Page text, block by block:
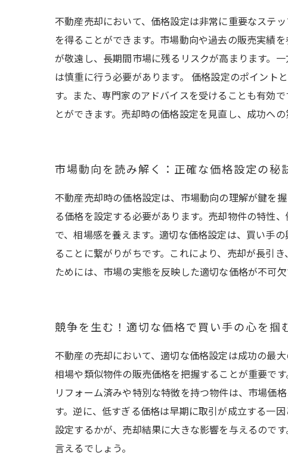
不動産売却において、価格設定は非常に重要なステ
を得ることができます。市場動向や過去の販売実績
が敬遠し、長期間市場に残るリスクが高まります。
は慎重に行う必要があります。 価格設定のポイント
す。また、専門家のアドバイスを受けることも有効
とができます。売却時の価格設定を見直し、成功への
市場動向を読み解く：正確な価格設定の秘
不動産売却時の価格設定は、市場動向の理解が鍵を
る価格を設定する必要があります。売却物件の特性
で、相場感を養えます。適切な価格設定は、買い手
ることに繋がりがちです。これにより、売却が長引
ためには、市場の実態を反映した適切な価格が不可
競争を生む！適切な価格で買い手の心を掴
不動産の売却において、適切な価格設定は成功の最
相場や類似物件の販売価格を把握することが重要で
リフォーム済みや特別な特徴を持つ物件は、市場価
す。逆に、低すぎる価格は早期に取引が成立する一
設定するかが、売却結果に大きな影響を与えるので
言えるでしょう。